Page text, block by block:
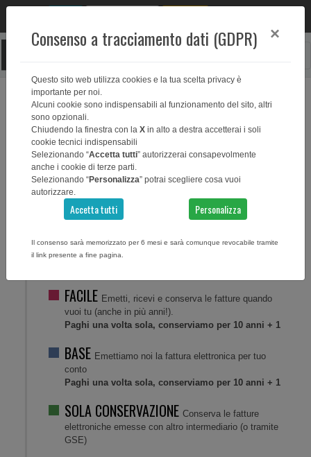
Consenso a tracciamento dati (GDPR) ×
Questo sito web utilizza cookies e la tua scelta privacy è
importante per noi.
Alcuni cookie sono indispensabili al funzionamento del sito, altri
sono opzionali.
Chiudendo la finestra con la X in alto a destra accetterai i soli
cookie tecnici indispensabili
Selezionando “Accetta tutti” autorizzerai consapevolmente
anche i cookie di terze parti.
Selezionando “Personalizza” potrai scegliere cosa vuoi
autorizzare.
Accetta tutti Personalizza
Il consenso sarà memorizzato per 6 mesi e sarà comunque revocabile tramite
il link presente a fine pagina.
GUIDA ALL'ACQUISTO
SCEGLI la soluzione piu adatta alle tue
esigenze:
FORFETTARIEmetti, ricevi e conserva le fatture
quando vuoi tu (anche in più anni!).
FACILE Emetti, ricevi e conserva le fatture quando
vuoi tu (anche in più anni!).
Paghi una volta sola, conserviamo per 10 anni + 1
BASE Emettiamo noi la fattura elettronica per tuo
conto
Paghi una volta sola, conserviamo per 10 anni + 1
SOLA CONSERVAZIONE Conserva le fatture
elettroniche emesse con altro intermediario (o tramite
GSE)